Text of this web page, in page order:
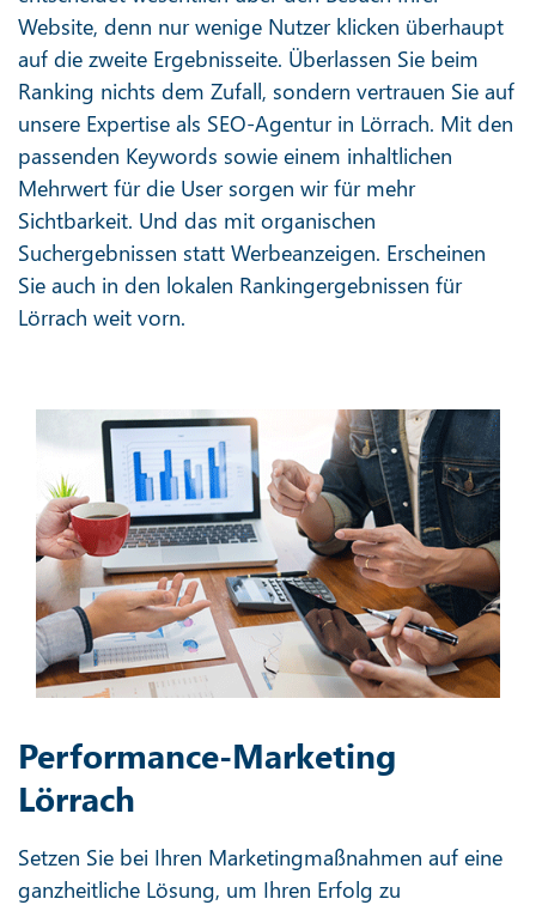
Website, denn nur wenige Nutzer klicken überhaupt
auf die zweite Ergebnisseite. Überlassen Sie beim
Ranking nichts dem Zufall, sondern vertrauen Sie auf
unsere Expertise als SEO-Agentur in Lörrach. Mit den
passenden Keywords sowie einem inhaltlichen
Mehrwert für die User sorgen wir für mehr
Sichtbarkeit. Und das mit organischen
Suchergebnissen statt Werbeanzeigen. Erscheinen
Sie auch in den lokalen Rankingergebnissen für
Lörrach weit vorn.
Performance-Marketing
Lörrach
Setzen Sie bei Ihren Marketingmaßnahmen auf eine
ganzheitliche Lösung, um Ihren Erfolg zu